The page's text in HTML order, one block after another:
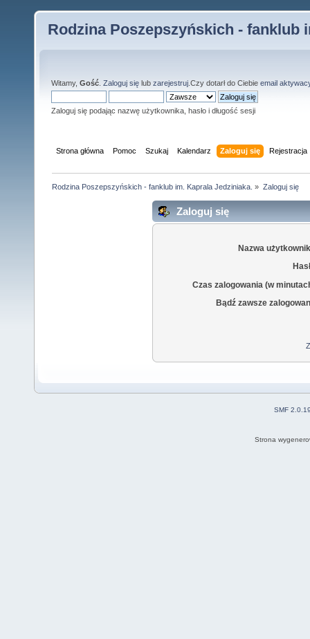
Rodzina Poszepszyńskich - fanklub
Witamy, Gość Zaloguj się lub zarejestruj .Czy dotarł do Ciebie email
Zaloguj się podając nazwę użytkownika, hasło i długość sesji
Strona główna Pomoc Szukaj Kalendarz Zaloguj się Rejestracja
Rodzina Poszepszyńskich - fanklub im. Kaprala Jedziniaka. » Zaloguj się
Zaloguj się
Nazwa
Czas zalogowania (w
Bądź zawsze
SMF
Strona